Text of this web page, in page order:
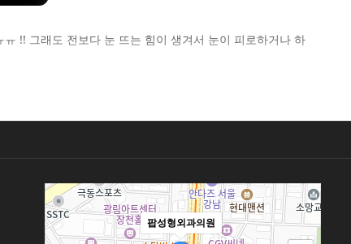
!! 그래도 전보다 눈 뜨는 힘이 생겨서 눈이 피로하거나 하
팝성형외과의원